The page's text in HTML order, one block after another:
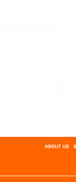
ABOUT US